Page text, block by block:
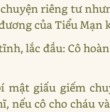
riêng tư
của Tiểu Mạn
lắc đầu: Cô
mật giấu giếm
nếu cô cho cháu